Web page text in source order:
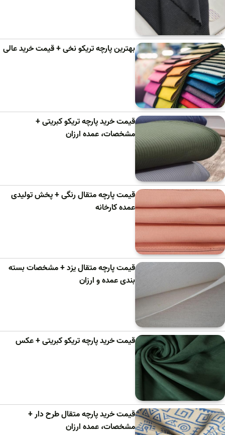
بهترین پارچه تریکو نخی + قیمت خرید عالی
قیمت خرید پارچه تریکو کبریتی +
مشخصات، عمده ارزان
قیمت پارچه متقال رنگی + پخش تولیدی
عمده کارخانه
قیمت پارچه متقال یزد + مشخصات بسته
بندی عمده و ارزان
قیمت خرید پارچه تریکو کبریتی + عکس
قیمت خرید پارچه متقال طرح دار +
مشخصات، عمده ارزان